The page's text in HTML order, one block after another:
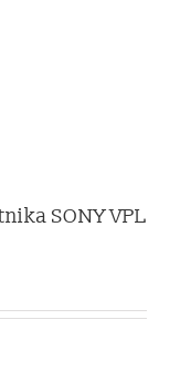
SONY VPL